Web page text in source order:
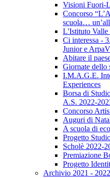
Visioni Fuori-
Concorso
scuola…
L'Istituto Valle
Ci interessa -
Junior e
Abitare il
Giornate dello
I.M.A.G.E.
Experiences
Borsa di
A.S. 2022-
Concorso
Auguri di
A scuola di
Progetto
Scholè 2022-
Premiazione
Progetto
Archivio 2021 - 2022